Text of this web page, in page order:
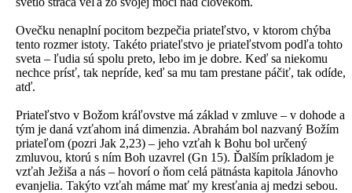
Ovečku nenaplní pocitom bezpečia priateľstvo, v ktorom chýba
tento rozmer istoty. Takéto priateľstvo je priateľstvom podľa tohto
sveta – ľudia sú spolu preto, lebo im je dobre. Keď sa niekomu
nechce prísť, tak nepríde, keď sa mu tam prestane páčiť, tak odíde,
atď.
Priateľstvo v Božom kráľovstve má základ v zmluve – v dohode a
tým je daná vzťahom iná dimenzia. Abrahám bol nazvaný Božím
priateľom (pozri Jak 2,23) – jeho vzťah k Bohu bol určený
zmluvou, ktorú s ním Boh uzavrel (Gn 15). Ďalším príkladom je
vzťah Ježiša a nás – hovorí o ňom celá pätnásta kapitola Jánovho
evanjelia. Takýto vzťah máme mať my kresťania aj medzi sebou.